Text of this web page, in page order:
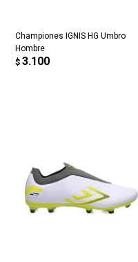
Championes IGNIS HG Umbro
Hombre
$ 3.100